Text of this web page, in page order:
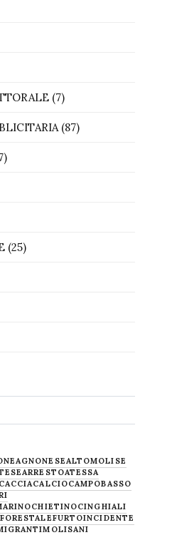
(7)
(87)
(25)
AGNONESEALTOMOLISE
ARRESTOATESSA
CACCIACALCIOCAMPOBASSO
CHIETINOCINGHIALI
FORESTALEFURTOINCIDENTE
MOLISANI